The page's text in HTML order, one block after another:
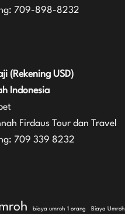
709-898-8232
(Rekening USD)
Indonesia
Firdaus Tour dan Travel
709 339 8232
biaya umroh 1 orang Biaya